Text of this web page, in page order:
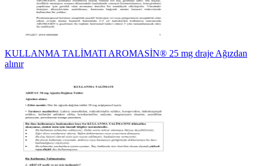
KULLANMA TALİMATI AROMASİN® 25 mg draje Ağızdan
alınır